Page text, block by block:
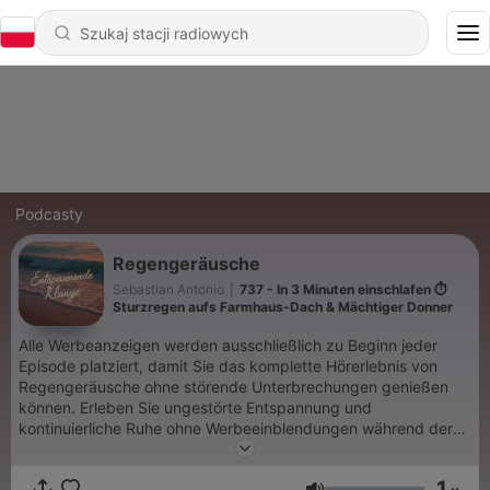
Podcasty
Regengeräusche
Sebastian Antonio
737 - In 3 Minuten einschlafen ⏱️
Sturzregen aufs Farmhaus-Dach & Mächtiger Donner
Alle Werbeanzeigen werden ausschließlich zu Beginn jeder
Episode platziert, damit Sie das komplette Hörerlebnis von
Regengeräusche ohne störende Unterbrechungen genießen
können. Erleben Sie ungestörte Entspannung und
kontinuierliche Ruhe ohne Werbeeinblendungen während der
gesamten immersiven Audioerfahrung. Ihre Wellness und